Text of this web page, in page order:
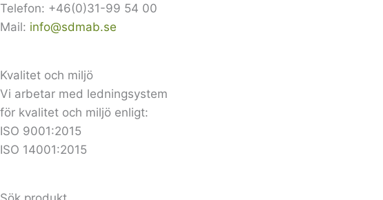
Telefon: +46(0)31-99 54 00
Mail: info@sdmab.se
Kvalitet och miljö
Vi arbetar med ledningsystem
för kvalitet och miljö enligt:
ISO 9001:2015
ISO 14001:2015